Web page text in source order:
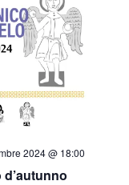
2024 @ 18:00